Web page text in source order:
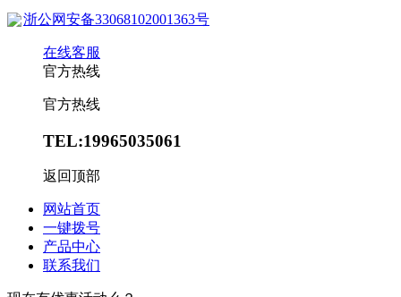
浙公网安备33068102001363号
在线客服
官方热线
官方热线
TEL:19965035061
返回顶部
网站首页
一键拨号
产品中心
联系我们